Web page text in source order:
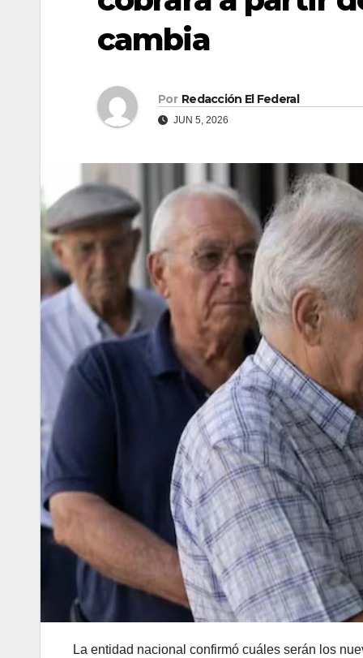
cambia
Por Redacción El Federal
JUN 5, 2026
La entidad nacional confirmó cuáles serán los